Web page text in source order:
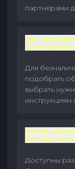
партнерами
Как
Для
подобрать
выбрать
инструкциям
Какие
Доступны